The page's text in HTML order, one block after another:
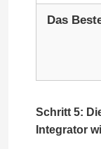
Das
Schritt 5:
Integrator